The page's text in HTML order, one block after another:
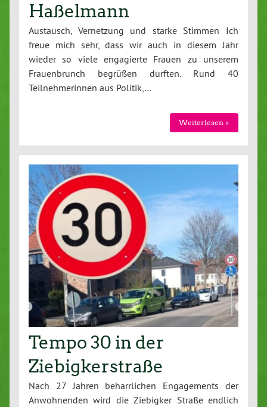
Haßelmann
Austausch, Vernetzung und starke Stimmen Ich
freue mich sehr, dass wir auch in diesem Jahr
wieder so viele engagierte Frauen zu unserem
Frauenbrunch begrüßen durften. Rund 40
Teilnehmerinnen aus Politik,…
Weiterlesen »
Tempo 30 in der
Ziebigkerstraße
Nach 27 Jahren beharrlichen Engagements der
Anwohnenden wird die Ziebigker Straße endlich